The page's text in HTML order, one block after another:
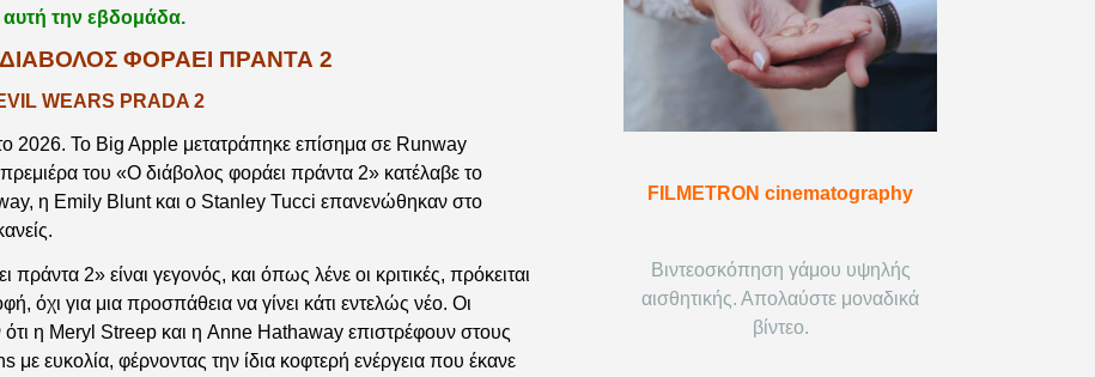
αυτή την εβδομάδα.
ΔΙΑΒΟΛΟΣ ΦΟΡΑΕΙ ΠΡΑΝΤΑ 2
WEARS PRADA 2
2026. Το Big Apple μετατράπηκε επίσημα σε Runway
του «Ο διάβολος φοράει πράντα 2» κατέλαβε το
η Emily Blunt και ο Stanley Tucci επανενώθηκαν στο
2» είναι γεγονός, και όπως λένε οι κριτικές, πρόκειται
όχι για μια προσπάθεια να γίνει κάτι εντελώς νέο. Οι
η Meryl Streep και η Anne Hathaway επιστρέφουν στους
ευκολία, φέρνοντας την ίδια κοφτερή ενέργεια που έκανε
FILMETRON cinematography
Βιντεοσκόπηση γάμου υψηλής
αισθητικής. Απολαύστε μοναδικά
βίντεο.